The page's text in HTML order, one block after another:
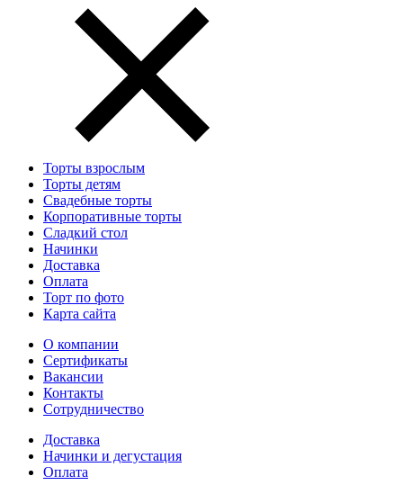
Торты взрослым
Торты детям
Свадебные торты
Корпоративные торты
Сладкий стол
Начинки
Доставка
Оплата
Торт по фото
Карта сайта
О компании
Сертификаты
Вакансии
Контакты
Сотрудничество
Доставка
Начинки и дегустация
Оплата